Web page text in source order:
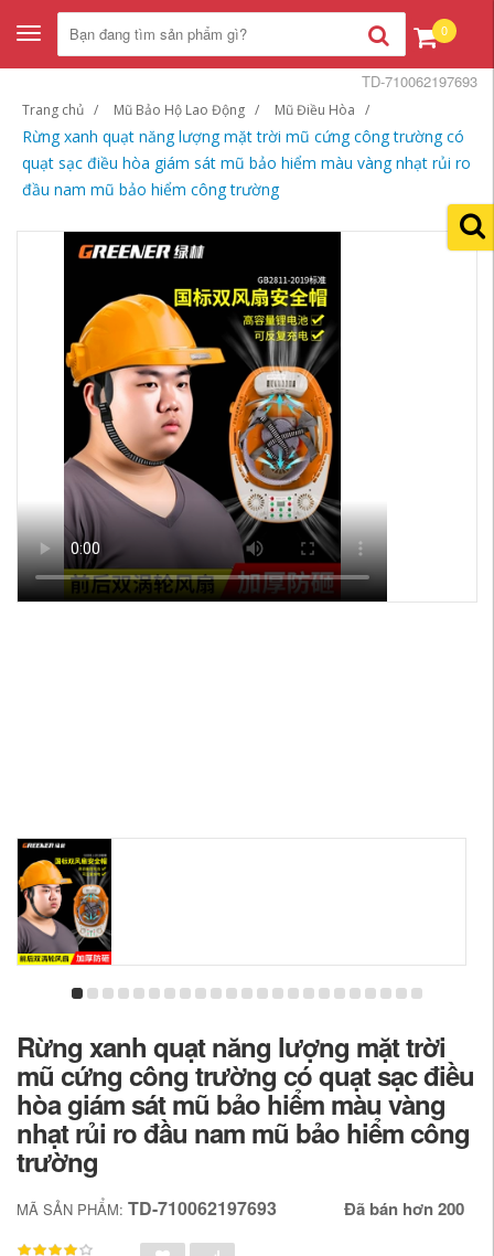
Toggle
navigation
0
Trang chủ Mũ Bảo Hộ Lao Động Mũ Điều Hòa
Rừng xanh quạt năng lượng mặt trời mũ cứng công trường có
quạt sạc điều hòa giám sát mũ bảo hiểm màu vàng nhạt rủi ro
đầu nam mũ bảo hiểm công trường
TD-710062197693
Rừng xanh quạt năng lượng mặt trời
mũ cứng công trường có quạt sạc điều
hòa giám sát mũ bảo hiểm màu vàng
nhạt rủi ro đầu nam mũ bảo hiểm công
trường
MÃ SẢN PHẨM: TD-710062197693 Đã bán hơn 200